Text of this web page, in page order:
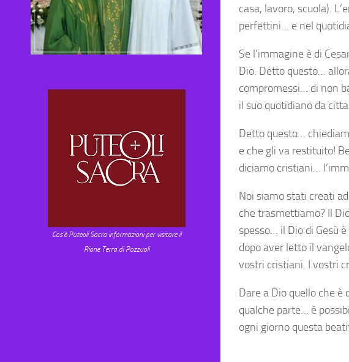
casa, lavoro, scuola).
perfettini… e nel
Se l’immagine è di
Dio. Detto questo…
compromessi… di non
il suo quotidiano da
Detto questo…
e che gli va restituito!
diciamo cristiani…
Noi siamo stati creati
che trasmettiamo? Il
spesso… il Dio di Gesù
dopo aver letto il
vostri cristiani. I vostri
Dare a Dio quello che è
qualche parte… è
ogni giorno questa
Cos'è Puteoli Sacra informazioni per visitare il
Rione Terra di Pozzuoli